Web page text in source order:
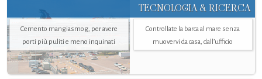
TECNOLOGIA & RICERCA
Cemento mangiasmog, per avere
porti più puliti e meno inquinati
Controllate la barca al mare senza
muovervi da casa, dall’ufficio